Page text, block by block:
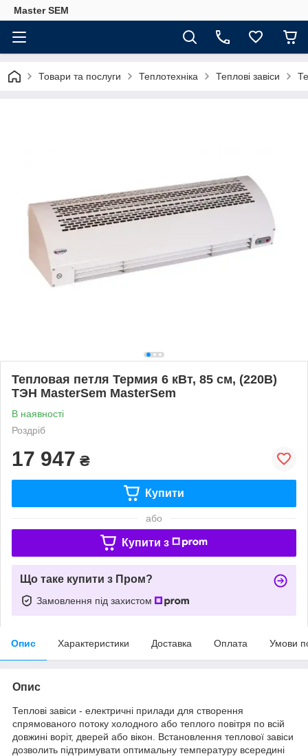
Master SEM
Товари та послуги Теплотехніка Теплові завіси
Тепловая петля Термия 6 кВт, 85 см, (220В)
ТЭН MasterSem MasterSem
В наявності
Роздріб
17 947 ₴
Купити
або
Купити з
Що таке купити з Пром?
Замовлення під захистом
Опис Характеристики Доставка Оплата Умови
Опис
Теплові завіси - електричні прилади для створення
спрямованого потоку холодного або теплого повітря по всій
довжині воріт, дверей або вікон. Встановлення теплової завіси
дозволить підтримувати оптимальну температуру всередині